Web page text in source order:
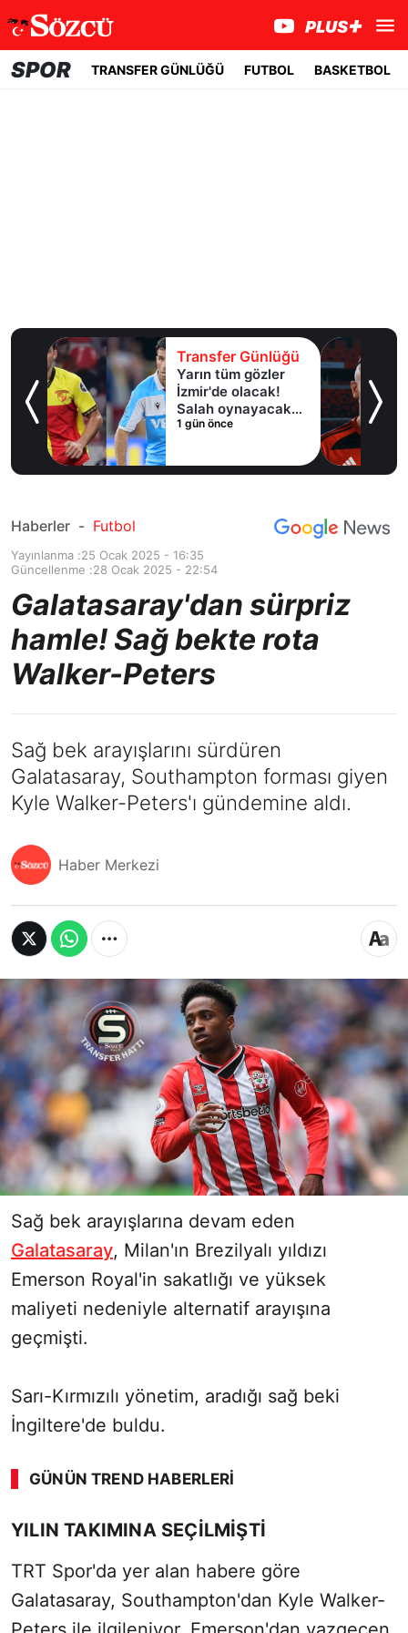
SPOR TRANSFER GÜNLÜĞÜ FUTBOL BASKETBOL
Transfer Günlüğü
Yarın tüm gözler
İzmir'de olacak!
Salah oynayacak
mı?
1 gün önce
Haberler - Futbol
Yayınlanma :25 Ocak 2025 - 16:35
Güncellenme :28 Ocak 2025 - 22:54
Galatasaray'dan sürpriz
hamle! Sağ bekte rota
Walker-Peters
Sağ bek arayışlarını sürdüren
Galatasaray, Southampton forması giyen
Kyle Walker-Peters'ı gündemine aldı.
Haber Merkezi
Sağ bek arayışlarına devam eden
Galatasaray, Milan'ın Brezilyalı yıldızı
Emerson Royal'in sakatlığı ve yüksek
maliyeti nedeniyle alternatif arayışına
geçmişti.
Sarı-Kırmızılı yönetim, aradığı sağ beki
İngiltere'de buldu.
GÜNÜN TREND HABERLERI
YILIN TAKIMINA SEÇİLMİŞTİ
TRT Spor'da yer alan habere göre
Galatasaray, Southampton'dan Kyle Walker-